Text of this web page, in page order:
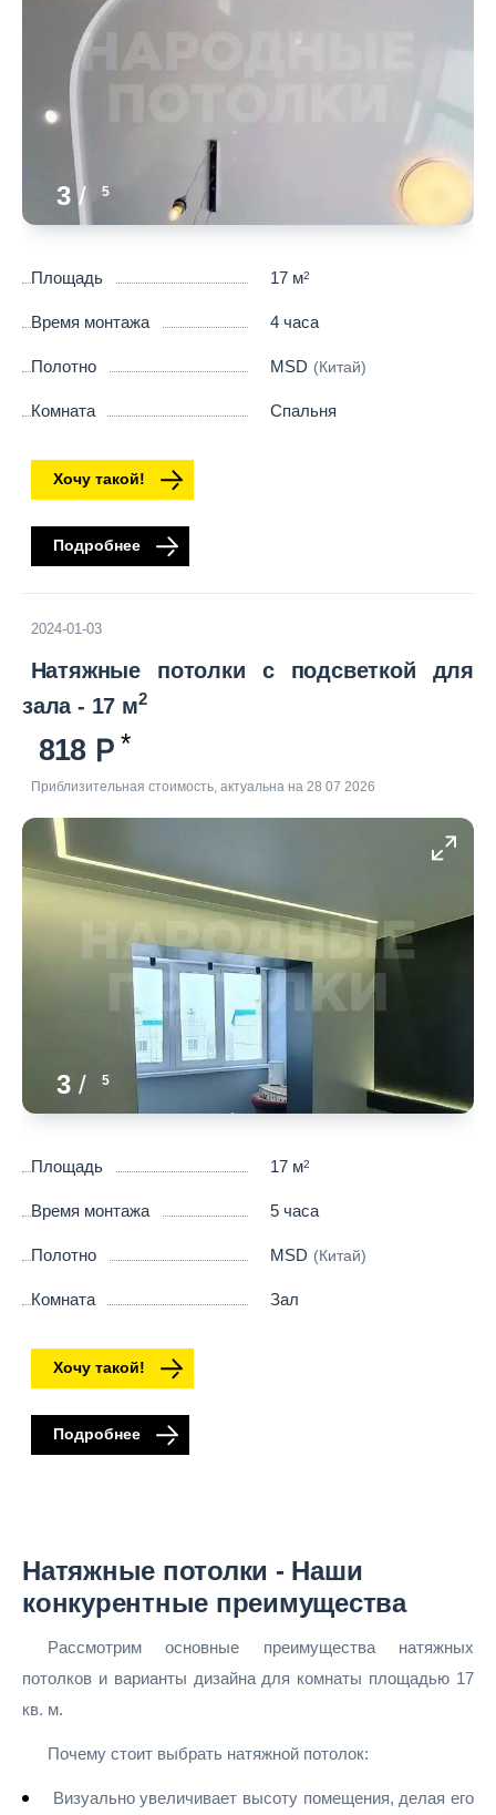
3/ 5
Площадь 17 м2
Время монтажа 4 часа
Полотно MSD (Китай)
Комната Спальня
Хочу такой!
Подробнее
2024-01-03
Натяжные потолки с подсветкой для
зала - 17 м2
818
Приблизительная стоимость, актуальна на 28 07 2026
3 / 5
Площадь 17 м2
Время монтажа 5 часа
Полотно MSD (Китай)
Комната Зал
Хочу такой!
Подробнее
Натяжные потолки - Наши
конкурентные преимущества
Рассмотрим основные преимущества натяжных
потолков и варианты дизайна для комнаты площадью 17
кв. м.
Почему стоит выбрать натяжной потолок:
Визуально увеличивает высоту помещения, делая его